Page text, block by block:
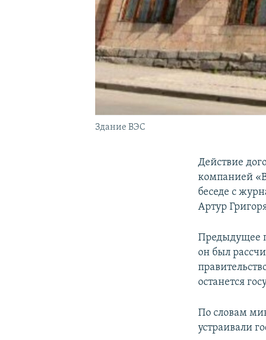
Здание ВЭС
Действие
компанией
беседе с
Артур
Предыдущее
он был
останется
По словам
устраивали